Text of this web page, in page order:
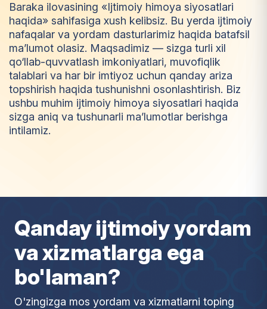
Baraka ilovasining «Ijtimoiy himoya siyosatlari
haqida» sahifasiga xush kelibsiz. Bu yerda ijtimoiy
nafaqalar va yordam dasturlarimiz haqida batafsil
ma’lumot olasiz. Maqsadimiz — sizga turli xil
qo‘llab-quvvatlash imkoniyatlari, muvofiqlik
talablari va har bir imtiyoz uchun qanday ariza
topshirish haqida tushunishni osonlashtirish. Biz
ushbu muhim ijtimoiy himoya siyosatlari haqida
sizga aniq va tushunarli ma’lumotlar berishga
intilamiz.
mtiy oz
Qanday ijtimoiy yordam
va xizmatlarga ega
bo'laman?
O'zingizga mos yordam va xizmatlarni toping